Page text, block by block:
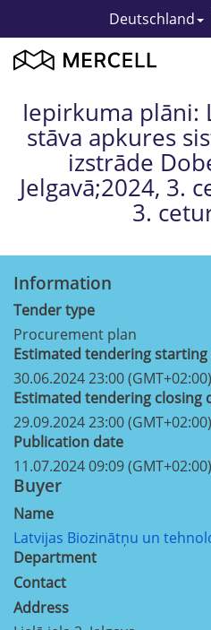
Deutschland
Iepirkuma plāni:
stāva apkures
izstrāde
Jelgavā;2024, 3.
3.
Information
Tender type
Procurement plan
Estimated tendering starting
30.06.2024 23:00 (GMT+02:00)
Estimated tendering closing
29.09.2024 23:00 (GMT+02:00)
Publication date
11.07.2024 09:09 (GMT+02:00)
Buyer
Name
Latvijas Biozinātņu un
Department
Contact
Address